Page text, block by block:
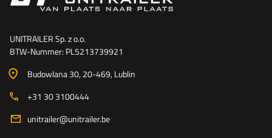
UNITRAILER Sp. z o.o.
BTW-Nummer: PL5213739921
Budowlana 30, 20-469, Lublin
+31 30 3100444
unitrailer@unitrailer.be